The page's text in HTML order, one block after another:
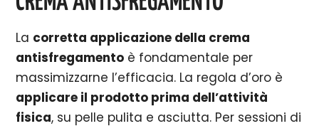
La corretta applicazione della crema
antisfregamento è fondamentale per
massimizzarne l’efficacia. La regola d’oro è
applicare il prodotto prima dell’attività
fisica, su pelle pulita e asciutta. Per sessioni di